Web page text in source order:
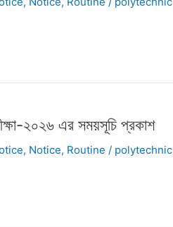
২০২৬ এর সময়সূচি প্রকাশ
, Notice, Routine / polytechnic